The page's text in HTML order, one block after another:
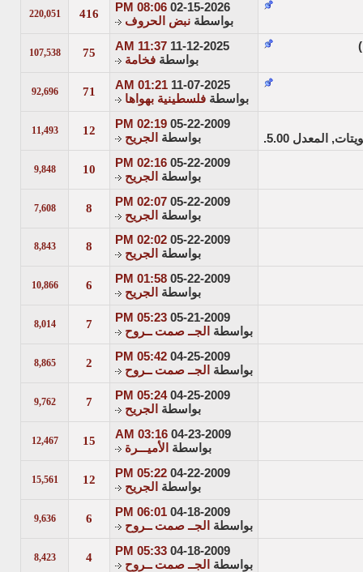
02-15-2026
08:06 PM
بواسطة نبض الحروف
416
220,051
)
11-12-2025
11:37 AM
بواسطة فخامة
75
107,538
11-07-2025
01:21 AM
بواسطة فلسطينية بهواها
71
92,696
05-22-2009
02:19 PM
بواسطة
الجريح
12
11,493
05-22-2009
02:16 PM
بواسطة
الجريح
10
9,848
05-22-2009
02:07 PM
بواسطة
الجريح
8
7,608
05-22-2009
02:02 PM
بواسطة
الجريح
8
8,843
05-22-2009
01:58 PM
بواسطة
الجريح
6
10,866
05-21-2009
05:23 PM
بواسطة
الجــ صمت ــروح
7
8,014
04-25-2009
05:42 PM
بواسطة
الجــ صمت ــروح
2
8,865
04-25-2009
05:24 PM
بواسطة
الجريح
7
9,762
04-23-2009
03:16 AM
بواسطة
الأميـــرة
15
12,467
04-22-2009
05:22 PM
بواسطة
الجريح
12
15,561
04-18-2009
06:01 PM
بواسطة
الجــ صمت ــروح
6
9,636
04-18-2009
05:33 PM
بواسطة
الجــ صمت ــروح
4
8,423